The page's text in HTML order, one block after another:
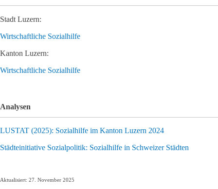
Stadt Luzern:
Wirtschaftliche Sozialhilfe
Kanton Luzern:
Wirtschaftliche Sozialhilfe
Analysen
LUSTAT (2025): Sozialhilfe im Kanton Luzern 2024
Städteinitiative Sozialpolitik: Sozialhilfe in Schweizer Städten
Aktualisiert: 27. November 2025